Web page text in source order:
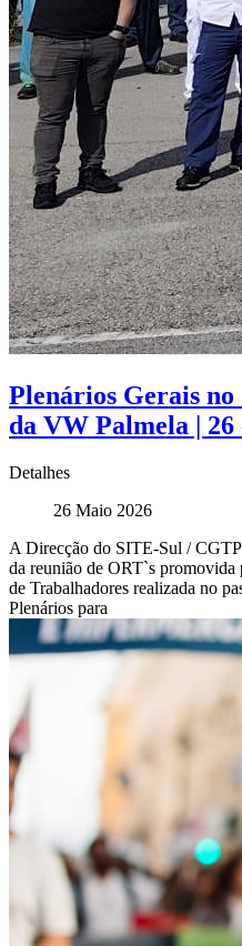
Plenários Gerais
da VW Palmela | 26
Detalhes
26 Maio 2026
A Direcção do SITE-Sul /
da reunião de ORT`s promovida
de Trabalhadores realizada no
Plenários para